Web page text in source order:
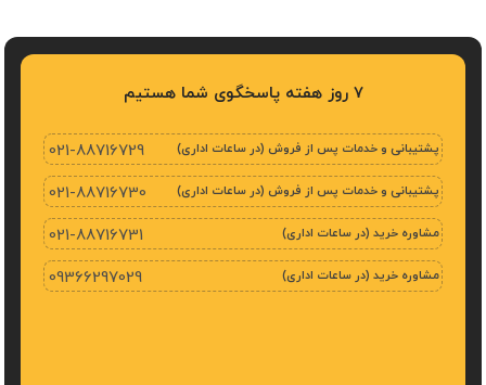
7 روز هفته پاسخگوی شما هستیم
پشتیبانی و خدمات پس از فروش (در ساعات اداری) 021-88716729
پشتیبانی و خدمات پس از فروش (در ساعات اداری) 021-88716730
مشاوره خرید (در ساعات اداری) 021-88716731
مشاوره خرید (در ساعات اداری) 09366297029